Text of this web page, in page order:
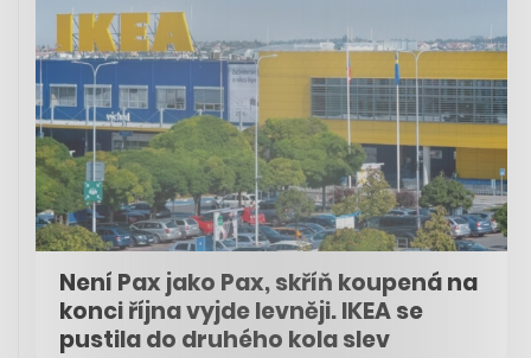
Není Pax jako Pax, skříň koupená na
konci října vyjde levněji. IKEA se
pustila do druhého kola slev